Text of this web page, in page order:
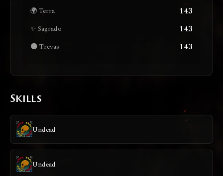
🌍 Terra 143
✨ Sagrado 143
🌑 Trevas 143
Skills
Undead
Undead